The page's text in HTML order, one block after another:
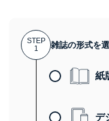
STEP
1
雑誌の形式を
紙
デ